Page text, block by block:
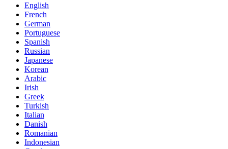
English
French
German
Portuguese
Spanish
Russian
Japanese
Korean
Arabic
Irish
Greek
Turkish
Italian
Danish
Romanian
Indonesian